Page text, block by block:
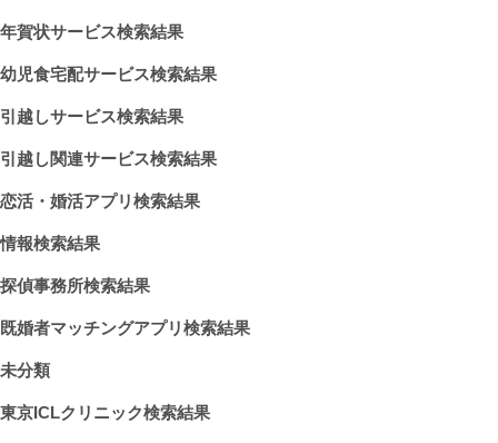
年賀状サービス検索結果
幼児食宅配サービス検索結果
引越しサービス検索結果
引越し関連サービス検索結果
恋活・婚活アプリ検索結果
情報検索結果
探偵事務所検索結果
既婚者マッチングアプリ検索結果
未分類
東京ICLクリニック検索結果